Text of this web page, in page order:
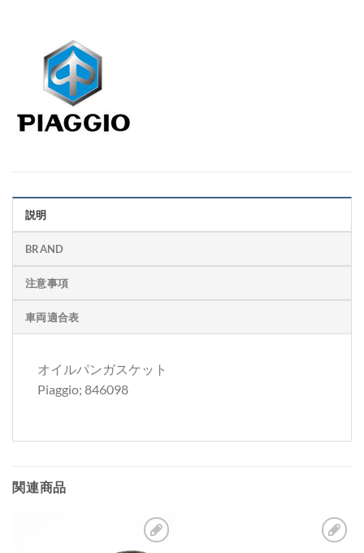
説明
BRAND
注意事項
車両適合表
オイルパンガスケット
Piaggio; 846098
関連商品